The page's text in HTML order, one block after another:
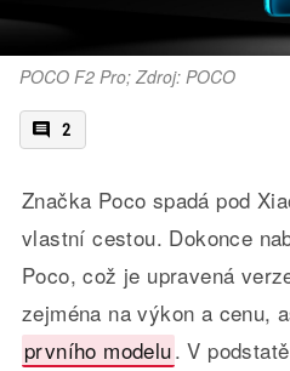
POCO F2 Pro; Zdroj: POCO
2
Značka Poco spadá pod
vlastní cestou. Dokonce
Poco, což je upravená
zejména na výkon a cenu,
prvního modelu. V